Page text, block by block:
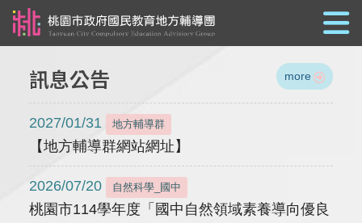
訊息公告 more
2027/01/31 地方輔導群
【地方輔導群網站網址】
2026/07/20 自然科學_國中
桃園市114學年度「國中自然領域素養導向優良